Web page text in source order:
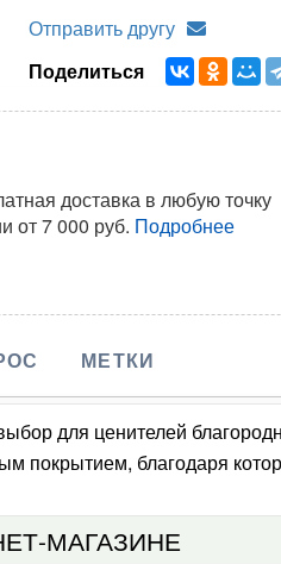
Отправить другу
Поделиться
доставка в любую точку
от 7 000 руб. Подробнее
МЕТКИ
для ценителей
благодаря
МАГАЗИНЕ